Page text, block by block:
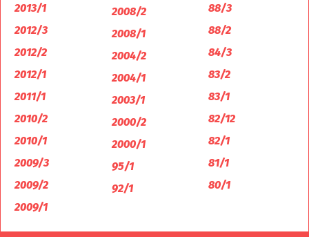
2013/1
2012/3
2012/2
2012/1
2011/1
2010/2
2010/1
2009/3
2009/2
2009/1
2008/2
2008/1
2004/2
2004/1
2003/1
2000/2
2000/1
95/1
92/1
88/3
88/2
84/3
83/2
83/1
82/12
82/1
81/1
80/1